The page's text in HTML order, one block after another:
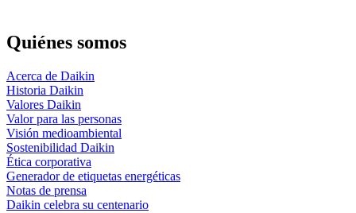
Quiénes somos
Acerca de Daikin
Historia Daikin
Valores Daikin
Valor para las personas
Visión medioambiental
Sostenibilidad Daikin
Ética corporativa
Generador de etiquetas energéticas
Notas de prensa
Daikin celebra su centenario